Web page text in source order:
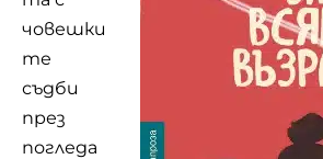
човешки
те
съдби
през
погледа